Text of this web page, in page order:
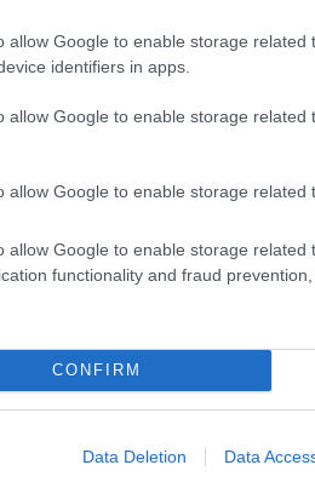
allow Google to enable storage related
identifiers in apps.
allow Google to enable storage related
allow Google to enable storage related
allow Google to enable storage related
functionality and fraud
CONFIRM
Data Deletion Data
όλες τις ειδήσεις